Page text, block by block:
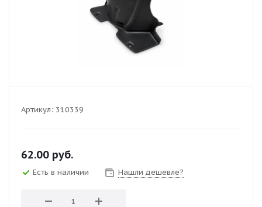
Артикул: 310339
62.00 руб.
Есть в наличии Нашли дешевле?